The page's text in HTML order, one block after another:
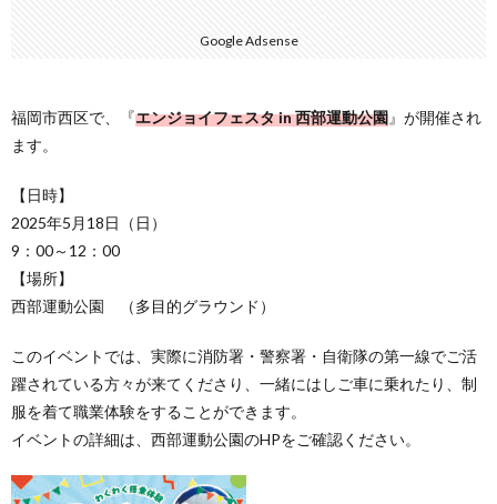
Google Adsense
福岡市西区で、『エンジョイフェスタ in 西部運動公園』が開催され
ます。
【日時】
2025年5月18日（日）
9：00～12：00
【場所】
西部運動公園 （多目的グラウンド）
このイベントでは、実際に消防署・警察署・自衛隊の第一線でご活
躍されている方々が来てくださり、一緒にはしご車に乗れたり、制
服を着て職業体験をすることができます。
イベントの詳細は、西部運動公園のHPをご確認ください。